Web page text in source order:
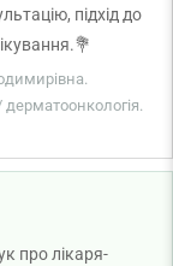
підхід до
про лікаря-